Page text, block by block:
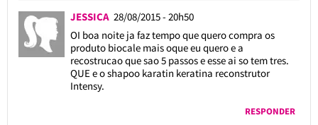
JESSICA 28/08/2015 - 20h50
OI boa noite ja faz tempo que quero compra os
produto biocale mais oque eu quero e a
recostrucao que sao 5 passos e esse ai so tem tres.
QUE e o shapoo karatin keratina reconstrutor
Intensy.
RESPONDER